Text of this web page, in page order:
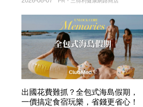
出國花費難抓？全包式海島假期，
一價搞定食宿玩樂，省錢更省心！